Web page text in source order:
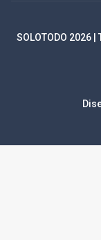
SOLOTODO 2026